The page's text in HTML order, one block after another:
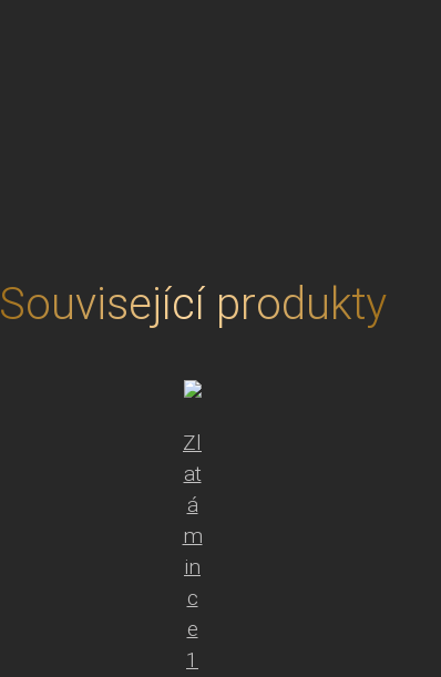
Související produkty
Zl
at
á
m
in
c
e
1